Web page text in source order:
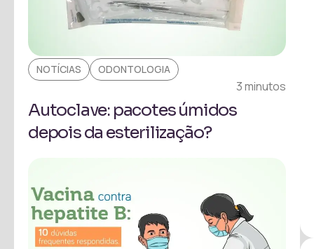
NOTÍCIAS ODONTOLOGIA
3 minutos
Autoclave: pacotes úmidos
depois da esterilização?